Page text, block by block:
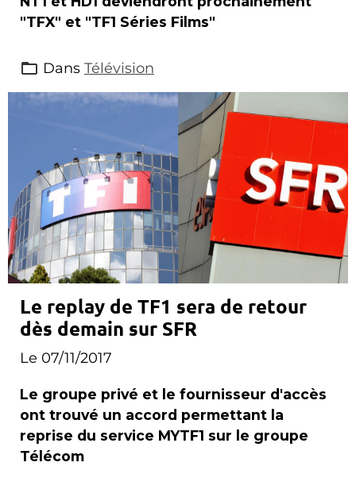
"TFX" et "TF1 Séries Films"
Dans Télévision
Le replay de TF1 sera de retour
dès demain sur SFR
Le 07/11/2017
Le groupe privé et le fournisseur d'accès
ont trouvé un accord permettant la
reprise du service MYTF1 sur le groupe
Télécom